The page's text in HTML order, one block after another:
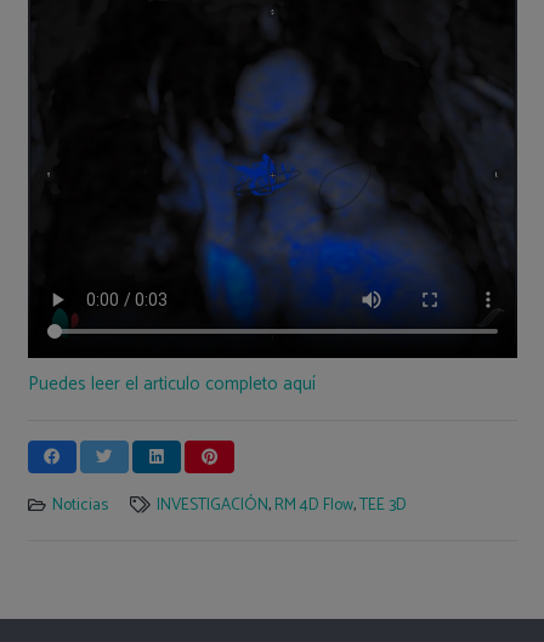
Puedes leer el articulo completo aquí
Noticias INVESTIGACIÓN,RM 4D Flow,TEE 3D